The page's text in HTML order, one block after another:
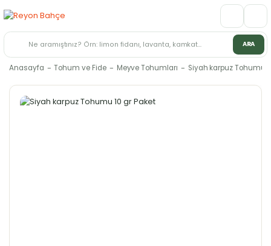
ARA
Anasayfa Tohum ve Fide Meyve Tohumları Siyah karpuz Tohumu